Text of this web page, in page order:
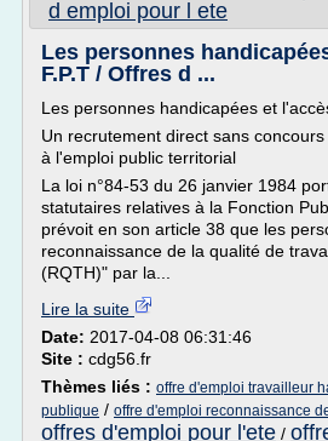
d emploi pour l ete
Les personnes
F.P.T / Offres d ...
Les personnes handicapées et
Un recrutement direct sans
à l'emploi public territorial
La loi n°84-53 du 26 janvier 1984
statutaires relatives à la Fonction
prévoit en son article 38 que les
reconnaissance de la qualité de
(RQTH)" par la...
Lire la suite
Date: 2017-04-08 06:31:46
Site : cdg56.fr
Thèmes liés : offre d'emploi travailleur
publique / offre d'emploi reconnaissance
offres d'emploi pour l'ete /